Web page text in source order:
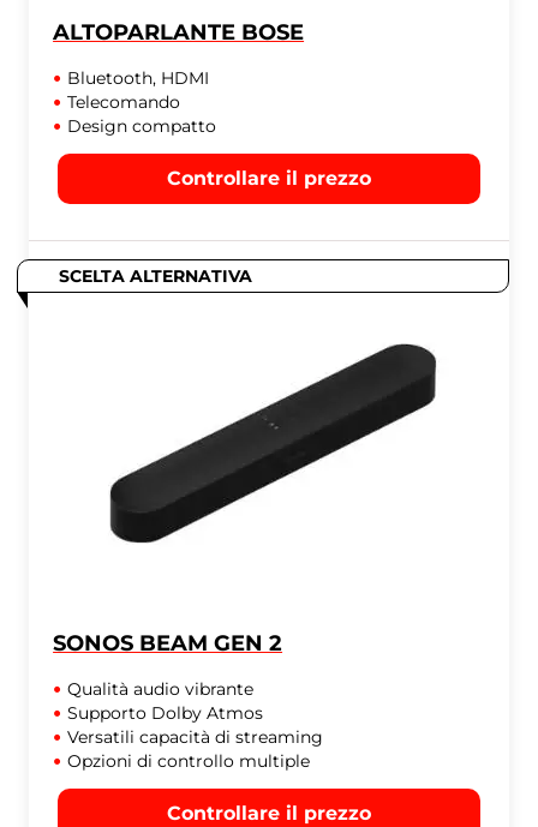
ALTOPARLANTE BOSE
Bluetooth, HDMI
Telecomando
Design compatto
Controllare il prezzo
SCELTA ALTERNATIVA
SONOS BEAM GEN 2
Qualità audio vibrante
Supporto Dolby Atmos
Versatili capacità di streaming
Opzioni di controllo multiple
Controllare il prezzo